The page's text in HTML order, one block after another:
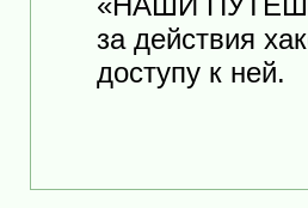
за действия
доступу к ней.